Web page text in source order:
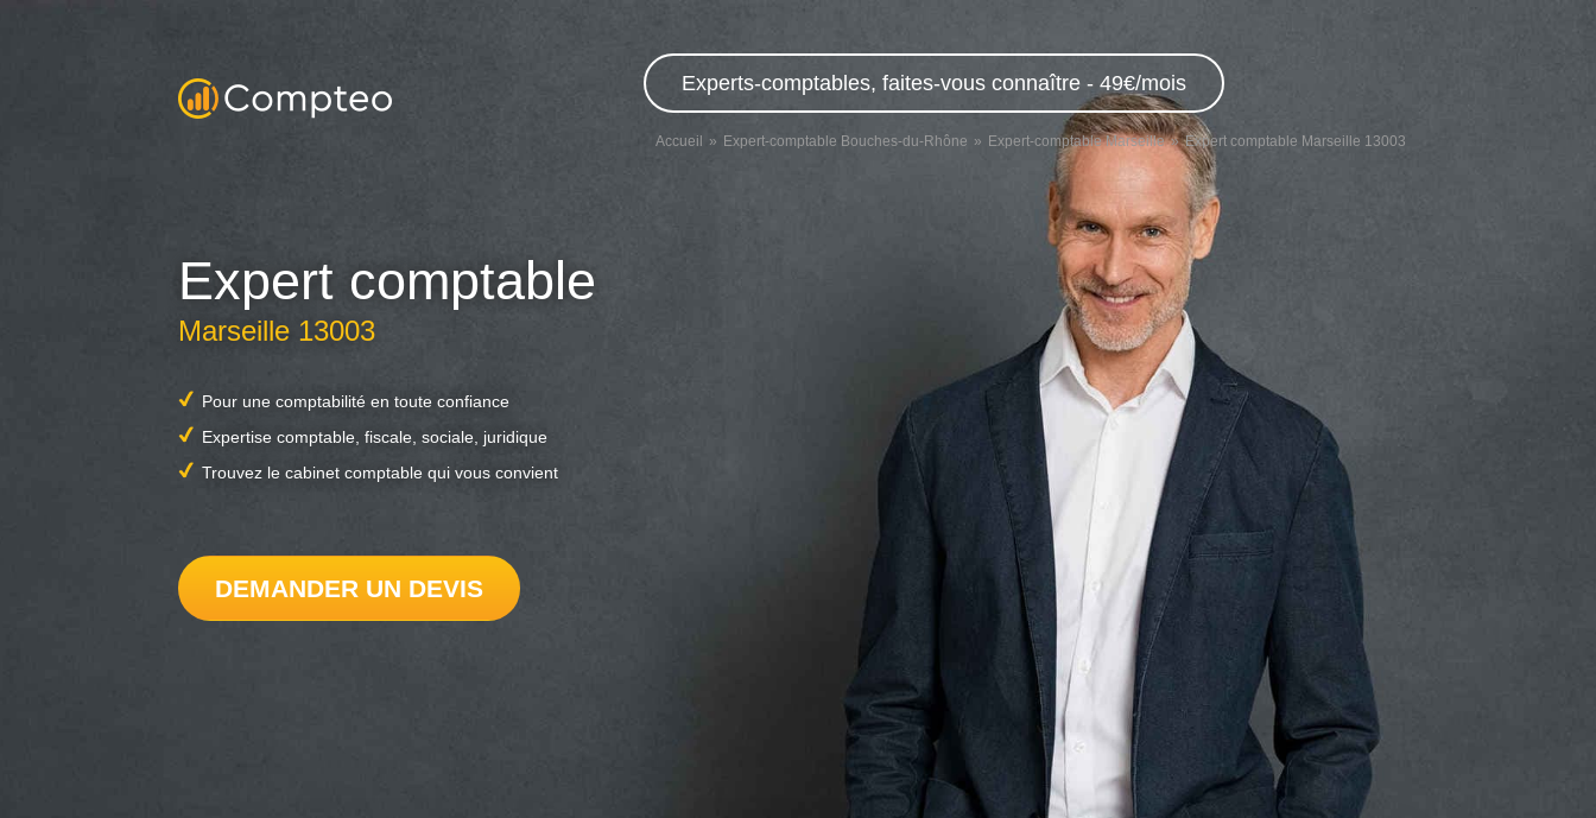
Experts-comptables, faites-vous connaître - 49€/mois
Accueil Expert-comptable Bouches-du-Rhône Expert-comptable Marseille Expert comptable Marseille 13003
Expert comptable
Marseille 13003
Pour une comptabilité en toute confiance
Expertise comptable, fiscale, sociale, juridique
Trouvez le cabinet comptable qui vous convient
DEMANDER UN DEVIS